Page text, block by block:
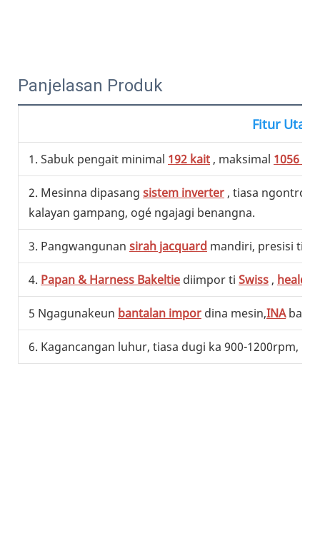
Panjelasan Produk
Fitur
1. Sabuk pengait minimal 192 kait , maksimal 1056
2. Mesinna dipasang sistem inverter , tiasa ngontrol
kalayan gampang, ogé ngajagi benangna.
3. Pangwangunan sirah jacquard mandiri, presisi
4. Papan & Harness Bakeltie diimpor ti Swiss , heald
5 Ngagunakeun bantalan impor dina mesin,INA
6. Kagancangan luhur, tiasa dugi ka 900-1200rpm,